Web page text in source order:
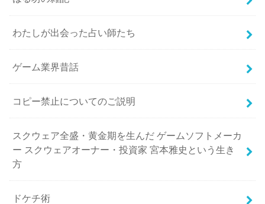
わたしが出会った占い師たち
ゲーム業界昔話
コピー禁止についてのご説明
スクウェア全盛・黄金期を生んだ ゲームソフトメーカ
ー スクウェアオーナー・投資家 宮本雅史という生き
方
ドケチ術